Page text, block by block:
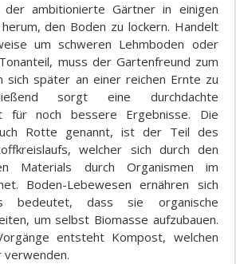
ambitionierte Gärtner in einigen
den Boden zu lockern. Handelt
um schweren Lehmboden oder
muss der Gartenfreund zum
sich später an einer reichen Ernte zu
sorgt eine durchdachte
für noch bessere Ergebnisse. Die
Rotte genannt, ist der Teil des
welcher sich durch den
Materials durch Organismen im
Boden-Lebewesen ernähren sich
bedeutet, dass sie organische
um selbst Biomasse aufzubauen.
entsteht Kompost, welchen
verwenden.